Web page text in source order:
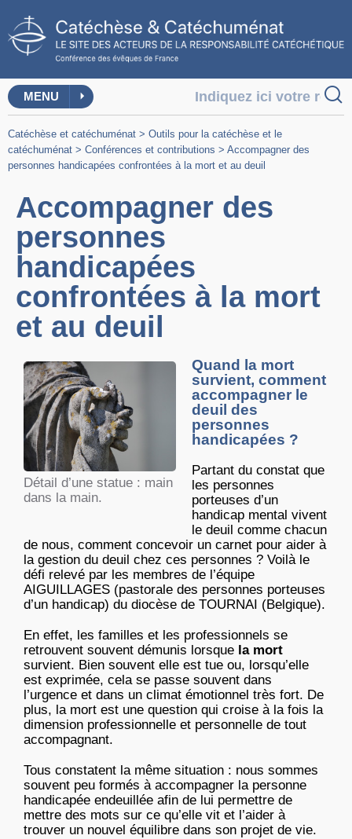
MENU
Catéchèse et catéchuménat > Outils pour la catéchèse et le
catéchuménat > Conférences et contributions > Accompagner des
personnes handicapées confrontées à la mort et au deuil
Accompagner des
personnes
handicapées
confrontées à la mort
et au deuil
Détail d’une statue : main
dans la main.
Quand la mort
survient, comment
accompagner le
deuil des
personnes
handicapées ?
Partant du constat que
les personnes
porteuses d’un
handicap mental vivent
le deuil comme chacun
de nous, comment concevoir un carnet pour aider à
la gestion du deuil chez ces personnes ? Voilà le
défi relevé par les membres de l’équipe
AIGUILLAGES (pastorale des personnes porteuses
d’un handicap) du diocèse de TOURNAI (Belgique).
En effet, les familles et les professionnels se
retrouvent souvent démunis lorsque la mort
survient. Bien souvent elle est tue ou, lorsqu’elle
est exprimée, cela se passe souvent dans
l’urgence et dans un climat émotionnel très fort. De
plus, la mort est une question qui croise à la fois la
dimension professionnelle et personnelle de tout
accompagnant.
Tous constatent la même situation : nous sommes
souvent peu formés à accompagner la personne
handicapée endeuillée afin de lui permettre de
mettre des mots sur ce qu’elle vit et l’aider à
trouver un nouvel équilibre dans son projet de vie.